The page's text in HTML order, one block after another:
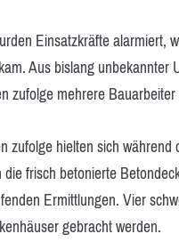
Einsatzkräfte alarmiert,
Aus bislang
zufolge mehrere
zufolge hielten sich
frisch betonierte
Ermittlungen. Vier
gebracht werden.